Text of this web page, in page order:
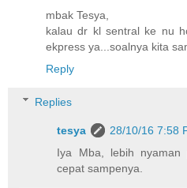
mbak Tesya,
kalau dr kl sentral ke nu
ekpress ya...soalnya kita
Reply
Replies
tesya
28/10/16 7:58
Iya Mba, lebih nyaman
cepat sampenya.